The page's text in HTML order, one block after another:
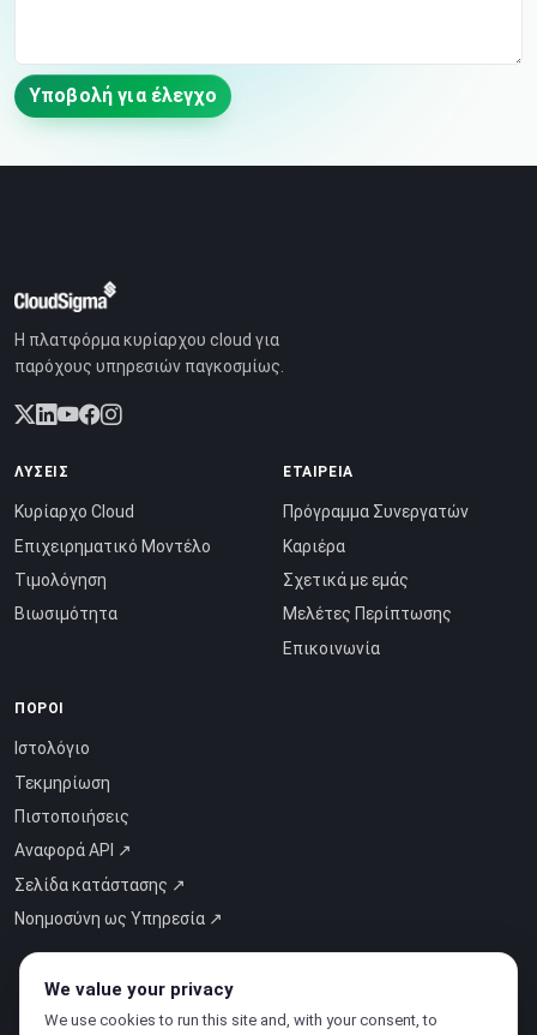
Υποβολή για έλεγχο
Η πλατφόρμα κυρίαρχου cloud για
παρόχους υπηρεσιών παγκοσμίως.
ΛΎΣΕΙΣ
Κυρίαρχο Cloud
Επιχειρηματικό Μοντέλο
Τιμολόγηση
Βιωσιμότητα
ΕΤΑΙΡΕΊΑ
Πρόγραμμα Συνεργατών
Καριέρα
Σχετικά με εμάς
Μελέτες Περίπτωσης
Επικοινωνία
ΠΌΡΟΙ
Ιστολόγιο
Τεκμηρίωση
Πιστοποιήσεις
Αναφορά API ↗
Σελίδα κατάστασης ↗
Νοημοσύνη ως Υπηρεσία ↗
We value your privacy
We use cookies to run this site and, with your consent, to